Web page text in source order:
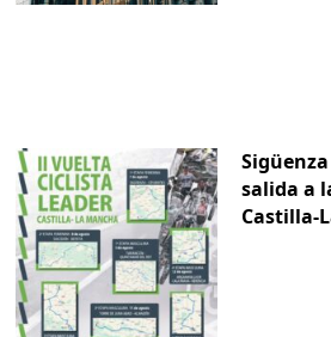
salida a
Castilla-